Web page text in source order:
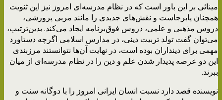
مینائی بر این باور است که در نظام مدرسه‌ای امروز نیز این ثنویت
همچنان پابرجاست و نقش‌های جدیدی را مانند مربی پرورشی،
دروس مذهبی و علمی، دروس فوق‌برنامه ایجاد می‌کند. بدین‌ترتیب،
می‌توان گفت تولد تربیت دینی، در مدارس اسلامی اگرچه دستاورد
مهمی برای دینداران بوده است، در نهایت آن‌ها نتوانستند مرزبندی
این دو عرصه پدیدار شدن علم و دین را در نظام مدرسه‌ای از میان
ببرند.
نویسنده قصد دارد نسبت انسان ایرانی امروز را با دوگانه سنت و